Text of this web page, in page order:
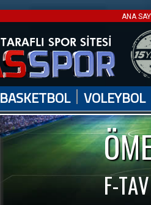
ANA
BASKETBOL | VOLEYBOL
F-